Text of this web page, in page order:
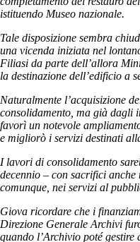
istituendo Museo nazionale.
Tale disposizione sembra
una vicenda iniziata nel
Filiasi da parte dell’allora
la destinazione dell’edificio a
Naturalmente l’acquisizione
consolidamento, ma già dagli
favorì un notevole
e migliorò i servizi destinati
I lavori di consolidamento
decennio – con sacrifici
comunque, nei servizi al
Giova ricordare che i
Direzione Generale Archivi
quando l’Archivio poté gestire